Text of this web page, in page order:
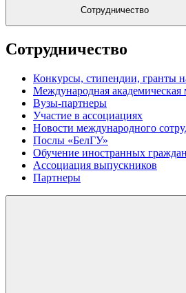
Сотрудничество
Сотрудничество
Конкурсы, стипендии, гранты
Международная академическая
Вузы-партнеры
Участие в ассоциациях
Новости международного
Послы «БелГУ»
Обучение иностранных граждан
Ассоциация выпускников
Партнеры